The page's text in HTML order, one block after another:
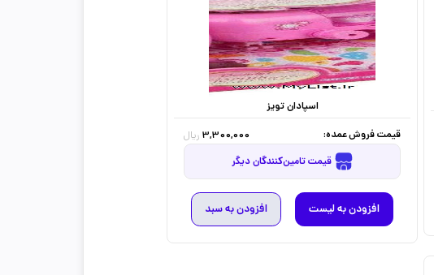
اسپادان تویز
قیمت فروش عمده:
3,300,000 ریال
قیمت تامین‌کنندگان دیگر
افزودن به لیست افزودن به سبد